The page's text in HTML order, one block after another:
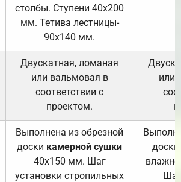
столбы. Ступени 40х200
мм. Тетива лестницы-
90х140 мм.
Двускатная, ломаная
или вальмовая в
соответствии с
проектом.
или
Выполнена из обрезной
доски камерной сушки
40х150 мм. Шаг
установки стропильных
доски